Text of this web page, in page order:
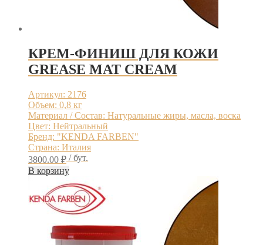
КРЕМ-ФИНИШ ДЛЯ КОЖИ
GREASE MAT CREAM
Артикул: 2176
Объем: 0,8 кг
Материал / Состав: Натуральные жиры, масла, воска
Цвет: Нейтральный
Бренд: "KENDA FARBEN"
Страна: Италия
3800.00 ₽ / бут.
В корзину